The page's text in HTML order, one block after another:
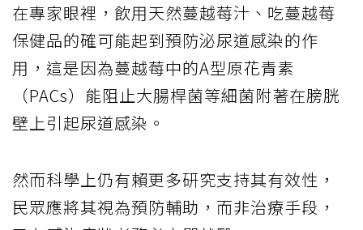
在專家眼裡，飲用天然蔓越莓汁、吃蔓越莓
保健品的確可能起到預防泌尿道感染的作
用，這是因為蔓越莓中的A型原花青素
（PACs）能阻止大腸桿菌等細菌附著在膀胱
壁上引起尿道感染。
然而科學上仍有賴更多研究支持其有效性，
民眾應將其視為預防輔助，而非治療手段，